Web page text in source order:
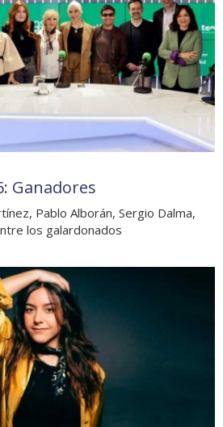
Ganadores
Pablo Alborán, Sergio Dalma,
los galardonados